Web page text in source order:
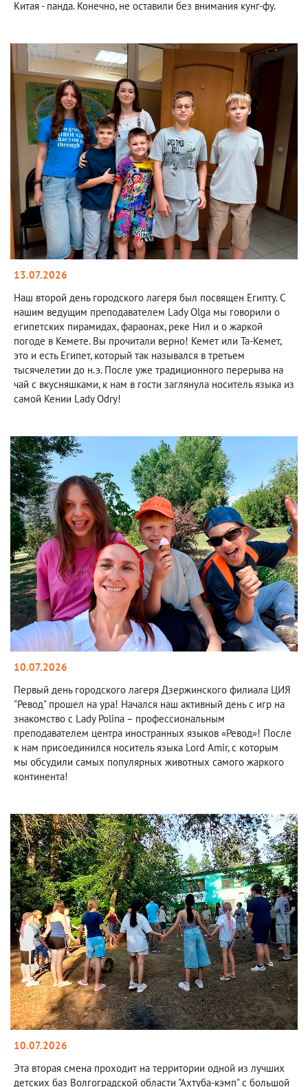
Китая - панда. Конечно, не оставили без внимания кунг-фу.
13.07.2026
Наш второй день городского лагеря был посвящен Египту. С
нашим ведущим преподавателем Lady Olga мы говорили о
египетских пирамидах, фараонах, реке Нил и о жаркой
погоде в Кемете. Вы прочитали верно! Кемет или Та-Кемет,
это и есть Египет, который так назывался в третьем
тысячелетии до н.э. После уже традиционного перерыва на
чай с вкусняшками, к нам в гости заглянула носитель языка из
самой Кении Lady Odry!
10.07.2026
Первый день городского лагеря Дзержинского филиала ЦИЯ
"Ревод" прошел на ура! Начался наш активный день с игр на
знакомство с Lady Polina – профессиональным
преподавателем центра иностранных языков «Ревод»! После
к нам присоединился носитель языка Lord Amir, с которым
мы обсудили самых популярных животных самого жаркого
континента!
10.07.2026
Эта вторая смена проходит на территории одной из лучших
детских баз Волгоградской области "Ахтуба-кэмп" с большой